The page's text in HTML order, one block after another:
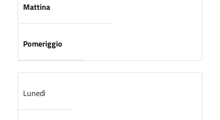
Mattina
Pomeriggio
Lunedì